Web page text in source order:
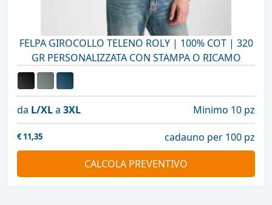
FELPA GIROCOLLO TELENO ROLY | 100% COT | 320
GR PERSONALIZZATA CON STAMPA O RICAMO
da L/XLa 3XL Minimo 10 pz
€ 11,35
cadauno per 100 pz
CALCOLA PREVENTIVO